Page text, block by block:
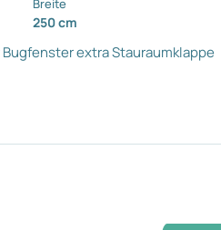
Breite
250 cm
Bugfensterextra Stauraumklappe